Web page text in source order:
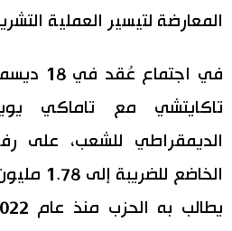
المعارضة لتيسير العملية
في
تاكايتشي مع تاماكي
الديمقراطي للشعب، على
الخاضع